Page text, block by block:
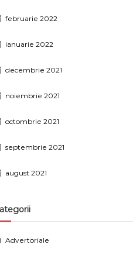
februarie 2022
ianuarie 2022
decembrie 2021
noiembrie 2021
octombrie 2021
septembrie 2021
august 2021
Advertoriale